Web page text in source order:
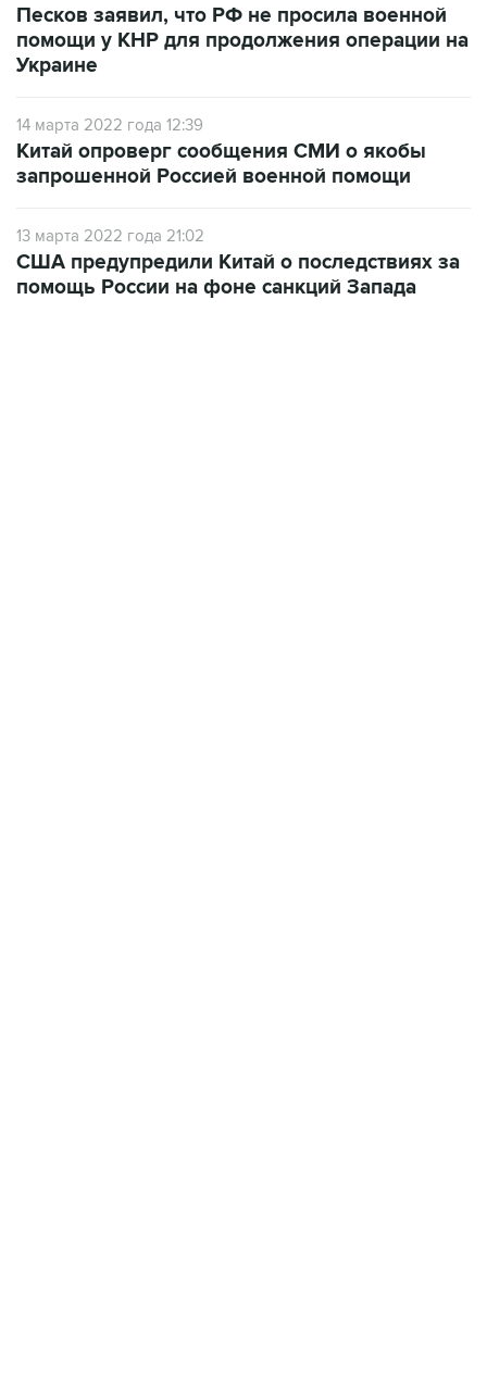
Песков заявил, что РФ не просила военной
помощи у КНР для продолжения операции на
Украине
14 марта 2022 года 12:39
Китай опроверг сообщения СМИ о якобы
запрошенной Россией военной помощи
13 марта 2022 года 21:02
США предупредили Китай о последствиях за
помощь России на фоне санкций Запада